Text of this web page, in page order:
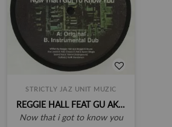
STRICTLY JAZ UNIT MUZIC
REGGIE HALL FEAT GU AKA CVO
now that i got to know you